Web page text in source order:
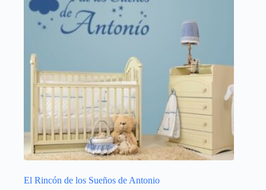
El Rincón de los Sueños de Antonio